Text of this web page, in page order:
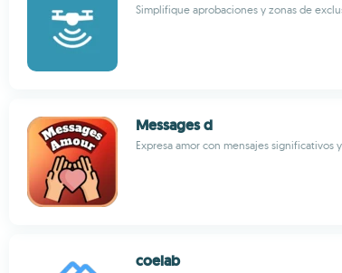
Simplifique aprobaciones y zonas de
Messages d
Expresa amor con mensajes significativos
coelab